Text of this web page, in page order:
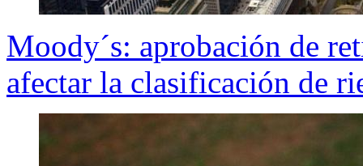
Moody´s: aprobación de
afectar la clasificación de